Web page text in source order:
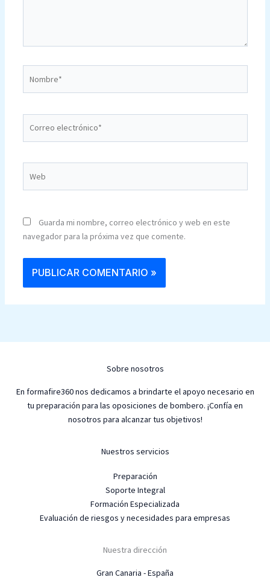
electrónico*
Guarda mi nombre, correo electrónico y web en este
navegador para la próxima vez que comente.
Sobre nosotros
En formafire360 nos dedicamos a brindarte el apoyo necesario en
tu preparación para las oposiciones de bombero. ¡Confía en
nosotros para alcanzar tus objetivos!
Nuestros servicios
Preparación
Soporte Integral
Formación Especializada
Evaluación de riesgos y necesidades para empresas
Nuestra dirección
Gran Canaria - España